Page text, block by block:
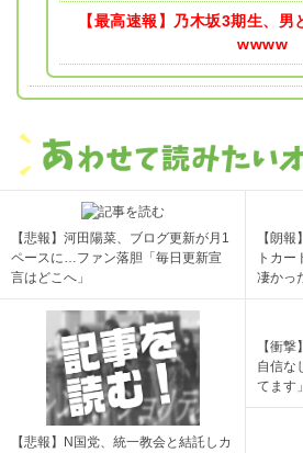
【最高速報】乃木坂3期生、
wwww
【悲報】河田陽菜、ブログ更新が月1
ペースに…ファン落胆「毎日更新宣
言はどこへ」
【朗
トカー
凄かっ
【悲報】N国党、統一教会と結託しカ
【衝
自信な
てます」